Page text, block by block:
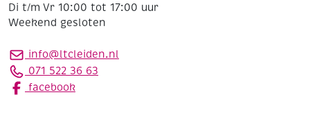
Di t/m Vr 10:00 tot 17:00 uur
Weekend gesloten
info@ltcleiden.nl
071 522 36 63
facebook